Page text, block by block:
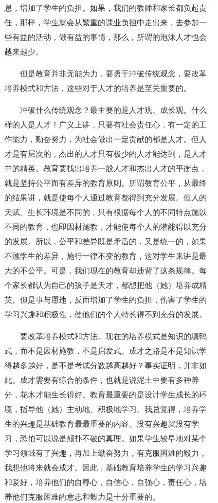
息，增加了学生的负担。如果，我们的教师和家长都负起责
任，那样，学生就会从繁重的课业负担中走出来，去参加一
些有益的活动，做有益的事情，那么，所谓的泡沫人才也会
越来越少。
但是教育并非无能为力，要勇于冲破传统观念，要改革
培养模式和方法，这些对于人才的培养是至关重要的。
冲破什么传统观念？最主要的是人才观、成长观。什么
样的人是人才！广义上讲，只要有社会责任心，有一定的工
作能力，勤奋努力，为社会做出一定贡献的都是人才。但人
才是有层次的，杰出的人才只有极少的人才能达到，是人才
中的精英。教育要找出培养一般人才和杰出人才的平衡点，
就是坚持公平而有差异的教育原则。所谓教育公平，从最终
的结果讲，就是使每个人通过教育都得到充分发展。但人的
天赋、生长环境是不同的，只有根据每个人的不同特点施以
不同的教育，也即因材施教，才能使每个人的潜能得以充分
的发展。所以，公平和差异既是矛盾的，又是统一的，如果
不顾学生的差异，施行一律不变的教育，这对学生来讲是最
大的不公平。可是，我们现在的教育却违背了这条规律。每
个家长都认为自己的孩子是天才，都想把他（她）培养成精
英。但是事与愿违，反而增加了学生的负担，伤害了学生的
学习兴趣和积极性，使他们的个人特长得不到充分的发展。
要改革培养模式和方法。现在的培养模式是知识的填鸭
式，而不是因材施教，不是启发式。成才之路是不是知识学
得越多越好，是不是考试分数越高越好？事实证明，并非如
此。成才需要有综合的条件，也就是说泥土中要有多种养
分，花木才能生长得好。教育最重要的是设计学生成长的环
境，指导他（她）主动地、积极地学习。我总觉得，培养学
生的兴趣是基础教育最最重要的内容。没有兴趣就没有学
习，恐怕可以说是颠扑不破的真理。如果学生较早地对某个
学习领域有了兴趣，再加上勤奋努力，有克服困难的毅力，
我想他将来就会成才。因此，基础教育培养学生的学习兴趣
和爱好，培养他们的自尊心，自信心，自强心，责任心，培
养他们克服困难的意志和毅力是十分重要的。